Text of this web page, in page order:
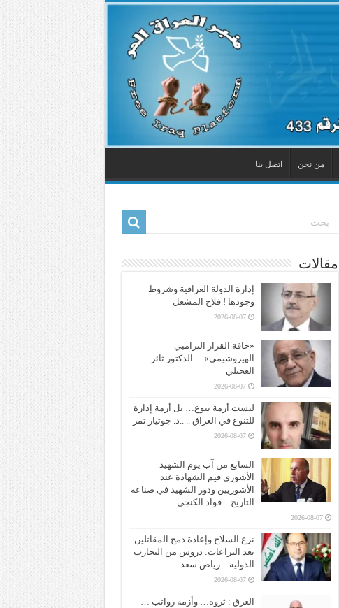
من نحن اتصل بنا
مقالات
إدارة الدولة العراقية وشروط
وجودها ! فلاح المشعل
2026-08-07
«حافة القرار الترامبي
الهيروشيمي»….الدكتور ثائر
العجيلي
2026-08-07
ليست أزمة تنوع… بل أزمة إدارة
للتنوع في العراق .. ..د. جوتيار تمر
2026-08-07
السابع من آب يوم الشهيد
الأشوري قيم الشهادة عند
الأشوريين ودور الشهيد في صناعة
التاريخ…فواد الكنجي
2026-08-07
نزع السلاح وإعادة دمج المقاتلين
بعد النزاعات: دروس من التجارب
الدولية…رياض سعد
2026-08-07
العرق : ثروة… وأزمة رواتب …